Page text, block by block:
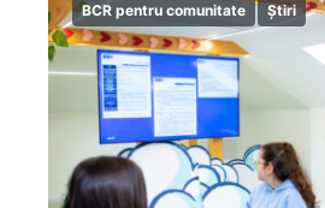
BCR pentru comunitate Știri